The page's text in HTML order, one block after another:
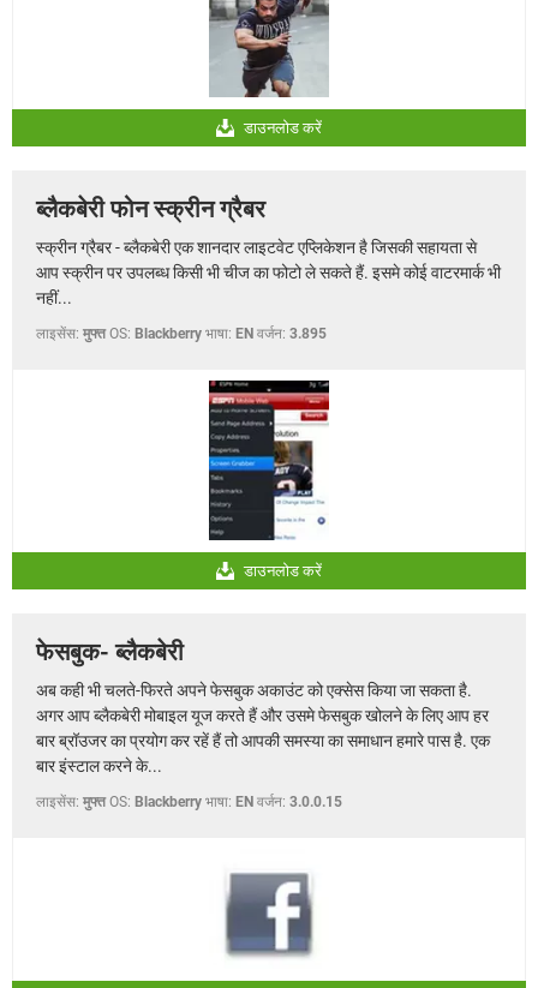
डाउनलोड करें
ब्लैकबेरी फोन स्क्रीन ग्रैबर
स्क्रीन ग्रैबर - ब्लैकबेरी एक शानदार लाइटवेट एप्लिकेशन है जिसकी सहायता से
आप स्क्रीन पर उपलब्ध किसी भी चीज का फोटो ले सकते हैं. इसमे कोई वाटरमार्क भी
नहीं...
लाइसेंस: मुफ्त OS: Blackberry भाषा: EN वर्जन: 3.895
डाउनलोड करें
फेसबुक- ब्लैकबेरी
अब कही भी चलते-फिरते अपने फेसबुक अकाउंट को एक्सेस किया जा सकता है.
अगर आप ब्लैकबेरी मोबाइल यूज करते हैं और उसमे फेसबुक खोलने के लिए आप हर
बार ब्रॉउजर का प्रयोग कर रहें हैं तो आपकी समस्या का समाधान हमारे पास है. एक
बार इंस्टाल करने के...
लाइसेंस: मुफ्त OS: Blackberry भाषा: EN वर्जन: 3.0.0.15